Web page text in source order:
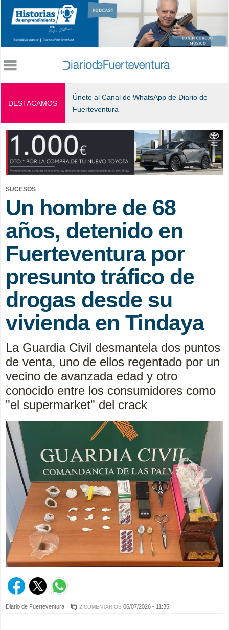
Jump to navigation
DESTACAMOS
Únete al Canal de WhatsApp de Diario de
Fuerteventura
SUCESOS
Un hombre de 68
años, detenido en
Fuerteventura por
presunto tráfico de
drogas desde su
vivienda en Tindaya
La Guardia Civil desmantela dos puntos
de venta, uno de ellos regentado por un
vecino de avanzada edad y otro
conocido entre los consumidores como
"el supermarket" del crack
Diario de Fuerteventura 2 COMENTARIOS 06/07/2026 - 11:35